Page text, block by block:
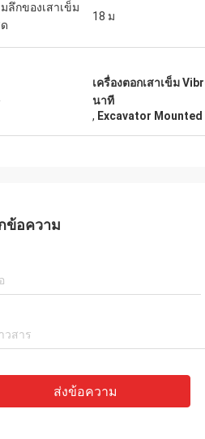
ลึกของเสาเข็ม
18 ม
เครื่องตอกเสาเข็ม
นาที
, Excavator
ข้อความ
ส่งข้อความ